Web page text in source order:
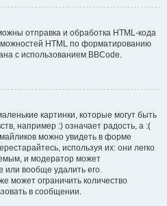
отправка и обработка HTML-кода
HTML по форматированию
с использованием BBCode.
картинки, которые могут быть
например :) означает радость, а :(
можно увидеть в форме
используя их: они легко
и модератор может
или вообще удалить его.
может ограничить количество
в сообщении.